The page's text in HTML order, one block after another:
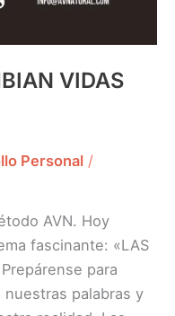
VIDAS
Personal /
AVN. Hoy
fascinante: «LAS
Prepárense para
palabras y